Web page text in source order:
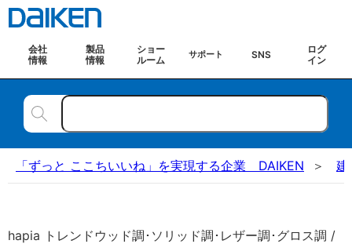
会社
情報
製品
情報
ショー
ルーム
サポート SNS
ログ
イン
「ずっと ここちいいね」を実現する企業 DAIKEN 建
hapia トレンドウッド調･ソリッド調･レザー調･グロス調 /